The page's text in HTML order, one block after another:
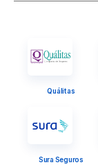
Quálitas
Sura Seguros